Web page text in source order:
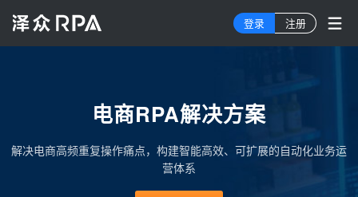
登录 注册
电商RPA解决方案
解决电商高频重复操作痛点，构建智能高效、可扩展的自动化业务运
营体系